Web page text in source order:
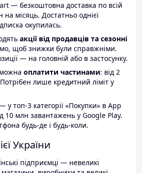
— безкоштовна доставка по всій
на місяць. Достатньо однієї
окупилась.
акції від продавців та сезонні
щоб знижки були справжніми.
— на головній або в застосунку.
оплатити частинами: від 2
лише кредитний ліміт у
у топ-3 категорії «Покупки» в App
10 млн завантажень у Google Play.
будь-де і будь-коли.
України
підприємці — невеликі